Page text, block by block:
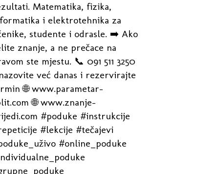
Matematika, fizika,
i elektrotehnika za
studente i odrasle. ➡️ Ako
znanje, a ne prečace na
ste mjestu. 📞 091 511 3250
već danas i rezervirajte
🌐 www.parametar-
🌐 www.znanje-
#poduke #instrukcije
#lekcije #tečajevi
#online_poduke